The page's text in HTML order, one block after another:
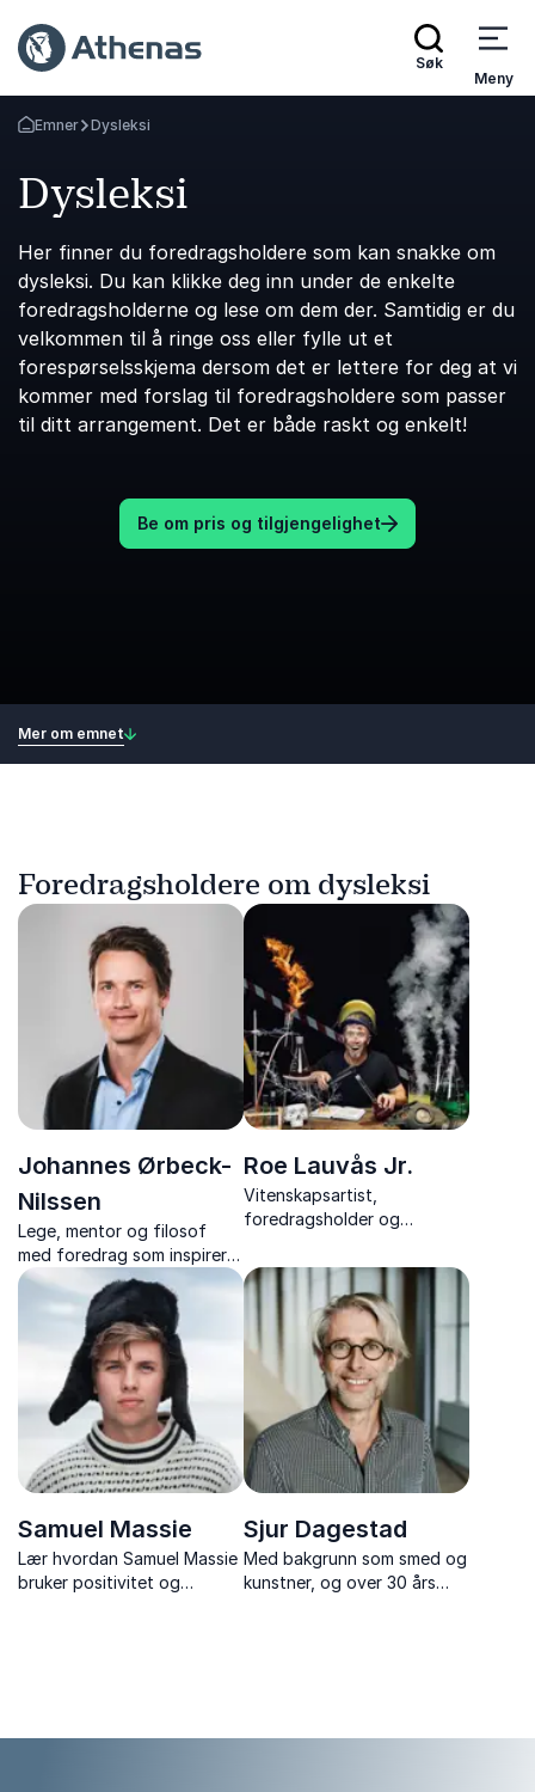
Søk
Meny
Gå tilbake til startsiden
Emner Dysleksi
Dysleksi
Her finner du foredragsholdere som kan snakke om
dysleksi. Du kan klikke deg inn under de enkelte
foredragsholderne og lese om dem der. Samtidig er du
velkommen til å ringe oss eller fylle ut et
forespørselsskjema dersom det er lettere for deg at vi
kommer med forslag til foredragsholdere som passer
til ditt arrangement. Det er både raskt og enkelt!
Be om pris og tilgjengelighet
Mer om emnet
Foredragsholdere om dysleksi
Johannes Ørbeck-
Nilssen
Lege, mentor og filosof
med foredrag som inspirerer
til å styrke kropp, hjerne og
psyke,og hvordan vi kan
leve friske, ressurssterke og
meningsfulle liv.
Roe Lauvås Jr.
Vitenskapsartist,
foredragsholder og
spektakulære vitenshow og
innovative tanker om
utdanning.
Samuel Massie
Lær hvordan Samuel Massie
bruker positivitet og
Sjur Dagestad
Med bakgrunn som smed og
kunstner, og over 30 års